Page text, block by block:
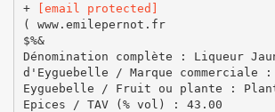
+
[email protected]
( www.emilepernot.fr
$%&
Dénomination complète : Liqueur
d'Eyguebelle / Marque commerciale :
Eyguebelle / Fruit ou plante :
Epices / TAV (% vol) : 43.00